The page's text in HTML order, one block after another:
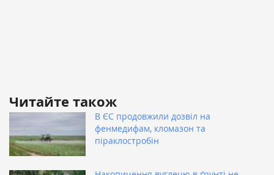
Читайте також
В ЄС продовжили дозвіл на
фенмедифам, кломазон та
піраклостробін